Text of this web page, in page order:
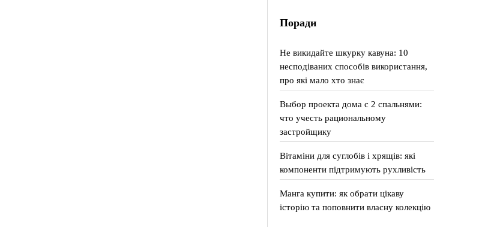
Поради
Не викидайте шкурку кавуна: 10
несподіваних способів використання,
про які мало хто знає
Выбор проекта дома с 2 спальнями:
что учесть рациональному
застройщику
Вітаміни для суглобів і хрящів: які
компоненти підтримують рухливість
Манга купити: як обрати цікаву
історію та поповнити власну колекцію